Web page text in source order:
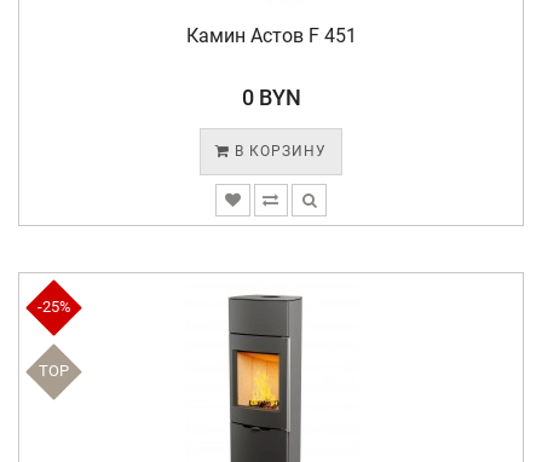
Камин Астов F 451
0 BYN
В КОРЗИНУ
-25%
TOP